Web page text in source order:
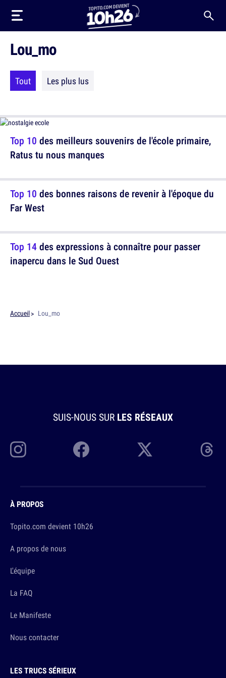
Lou_mo
Tout Les plus lus
Top 10 des meilleurs souvenirs de l'école primaire,
Ratus tu nous manques
Top 10 des bonnes raisons de revenir à l'époque du
Far West
Top 14des expressions à connaître pour passer
inapercu dans le Sud Ouest
Accueil Lou_mo
SUIS-NOUS SUR LES RÉSEAUX
À PROPOS
Topito.com devient 10h26
A propos de nous
L'équipe
La FAQ
Le Manifeste
Nous contacter
LES TRUCS SÉRIEUX